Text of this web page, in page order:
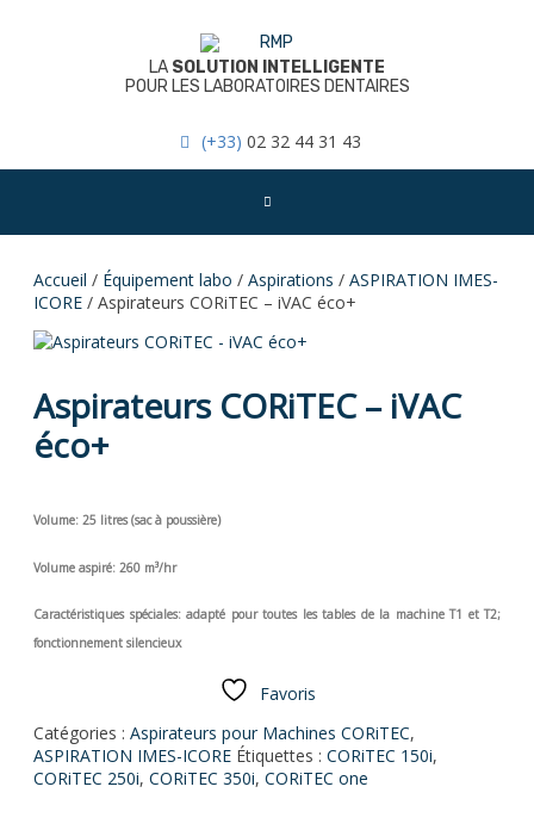
LA SOLUTION INTELLIGENTE
POUR LES LABORATOIRES DENTAIRES
(+33) 02 32 44 31 43
Accueil / Équipement labo / Aspirations / ASPIRATION IMES-
ICORE / Aspirateurs CORiTEC – iVAC éco+
Aspirateurs CORiTEC – iVAC
éco+
Volume: 25 litres (sac à poussière)
Volume aspiré: 260 m³/hr
Caractéristiques spéciales: adapté pour toutes les tables de la machine T1 et T2;
fonctionnement silencieux
Favoris
Catégories : Aspirateurs pour Machines CORiTEC,
ASPIRATION IMES-ICORE Étiquettes : CORiTEC 150i,
CORiTEC 250i, CORiTEC 350i, CORiTEC one